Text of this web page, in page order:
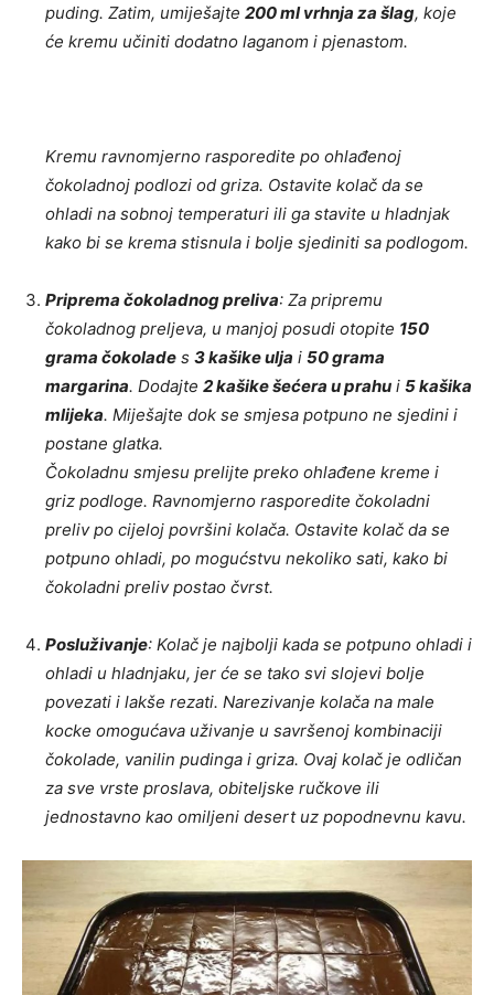
puding. Zatim, umiješajte 200 ml vrhnja za šlag, koje
će kremu učiniti dodatno laganom i pjenastom.
Kremu ravnomjerno rasporedite po ohlađenoj
čokoladnoj podlozi od griza. Ostavite kolač da se
ohladi na sobnoj temperaturi ili ga stavite u hladnjak
kako bi se krema stisnula i bolje sjediniti sa podlogom.
Priprema čokoladnog preliva: Za pripremu
čokoladnog preljeva, u manjoj posudi otopite 150
grama čokolade s 3 kašike ulja i 50 grama
margarina. Dodajte 2 kašike šećera u prahu i 5 kašika
mlijeka. Miješajte dok se smjesa potpuno ne sjedini i
postane glatka.
Čokoladnu smjesu prelijte preko ohlađene kreme i
griz podloge. Ravnomjerno rasporedite čokoladni
preliv po cijeloj površini kolača. Ostavite kolač da se
potpuno ohladi, po mogućstvu nekoliko sati, kako bi
čokoladni preliv postao čvrst.
Posluživanje: Kolač je najbolji kada se potpuno ohladi i
ohladi u hladnjaku, jer će se tako svi slojevi bolje
povezati i lakše rezati. Narezivanje kolača na male
kocke omogućava uživanje u savršenoj kombinaciji
čokolade, vanilin pudinga i griza. Ovaj kolač je odličan
za sve vrste proslava, obiteljske ručkove ili
jednostavno kao omiljeni desert uz popodnevnu kavu.